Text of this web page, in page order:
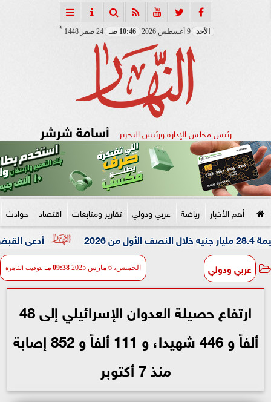
الأحد 10:46 صـ 24 صفر 1448
هـ
رئيس مجلس الإدارة ورئيس التحرير أسامة شرشر
أهم الأخبار رياضة عربي ودولي تقارير ومتابعات اقتصاد حوادث
أدعى القبض على
عربي ودولي الخميس، 6 مارس 2025 09:38 مـ بتوقيت القاهرة
ارتفاع حصيلة العدوان الإسرائيلي إلى 48
ألفاً و 446 شهيدا، و 111 ألفاً و 852 إصابة
منذ 7 أكتوبر